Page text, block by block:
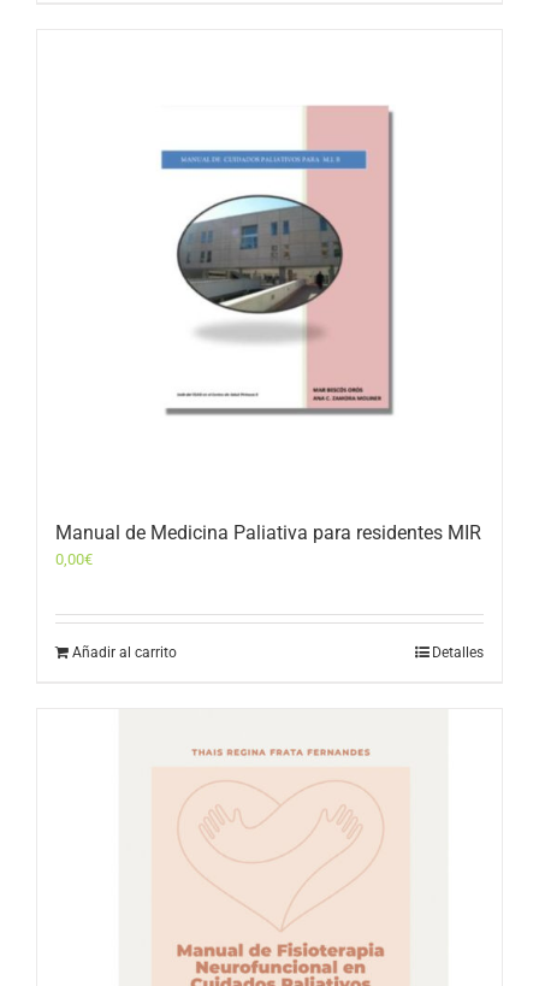
Manual de Medicina Paliativa para residentes MIR
0,00€
Añadir al carrito Detalles